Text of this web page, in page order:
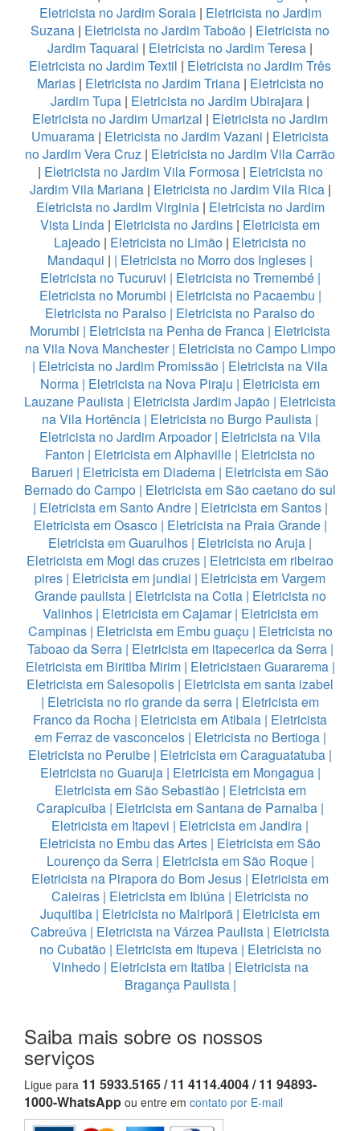
Eletricista no Jardim Soraia| Eletricista no Jardim
Suzana | Eletricista no Jardim Taboão | Eletricista no
Jardim Taquaral | Eletricista no Jardim Teresa |
Eletricista no Jardim Textil | Eletricista no Jardim Três
Marias| Eletricista no Jardim Triana| Eletricista no
Jardim Tupa | Eletricista no Jardim Ubirajara |
Eletricista no Jardim Umarizal | Eletricista no Jardim
Umuarama | Eletricista no Jardim Vazani | Eletricista
no Jardim Vera Cruz | Eletricista no Jardim Vila Carrão
| Eletricista no Jardim Vila Formosa| Eletricista no
Jardim Vila Mariana| Eletricista no Jardim Vila Rica|
Eletricista no Jardim Virginia| Eletricista no Jardim
Vista Linda | Eletricista no Jardins | Eletricista em
Lajeado | Eletricista no Limão | Eletricista no
Mandaqui | | Eletricista no Morro dos Ingleses |
Eletricista no Tucuruvi | Eletricista no Tremembé|
Eletricista no Morumbi | Eletricista no Pacaembu |
Eletricista no Paraiso | Eletricista no Paraiso do
Morumbi | Eletricista na Penha de Franca | Eletricista
na Vila Nova Manchester| Eletricista no Campo Limpo
| Eletricista no Jardim Promissão | Eletricista na Vila
Norma | Eletricista na Nova Piraju | Eletricista em
Lauzane Paulista | Eletricista Jardim Japão | Eletricista
na Vila Hortência | Eletricista no Burgo Paulista |
Eletricista no Jardim Arpoador| Eletricista na Vila
Fanton | Eletricista em Alphaville | Eletricista no
Barueri | Eletricista em Diadema | Eletricista em São
Bernado do Campo | Eletricista em São caetano do sul
| Eletricista em Santo Andre| Eletricista em Santos|
Eletricista em Osasco| Eletricista na Praia Grande|
Eletricista em Guarulhos | Eletricista no Aruja |
Eletricista em Mogi das cruzes | Eletricista em ribeirao
pires | Eletricista em jundiai | Eletricista em Vargem
Grande paulista| Eletricista na Cotia| Eletricista no
Valinhos| Eletricista em Cajamar| Eletricista em
Campinas| Eletricista em Embu guaçu | Eletricista no
Taboao da Serra| Eletricista em itapecerica da Serra|
Eletricista em Biritiba Mirim| Eletricistaen Guararema|
Eletricista em Salesopolis | Eletricista em santa izabel
| Eletricista no rio grande da serra | Eletricista em
Franco da Rocha | Eletricista em Atibaia | Eletricista
em Ferraz de vasconcelos| Eletricista no Bertioga|
Eletricista no Peruibe | Eletricista em Caraguatatuba |
Eletricista no Guaruja| Eletricista em Mongagua|
Eletricista em São Sebastião| Eletricista em
Carapicuiba | Eletricista em Santana de Parnaiba |
Eletricista em Itapevi | Eletricista em Jandira |
Eletricista no Embu das Artes | Eletricista em São
Lourenço da Serra| Eletricista em São Roque|
Eletricista na Pirapora do Bom Jesus | Eletricista em
Caieiras | Eletricista em Ibiúna | Eletricista no
Juquitiba | Eletricista no Mairiporã | Eletricista em
Cabreúva | Eletricista na Várzea Paulista | Eletricista
no Cubatão| Eletricista em Itupeva| Eletricista no
Vinhedo| Eletricista em Itatiba| Eletricista na
Bragança Paulista|
Saiba mais sobre os nossos
serviços
Ligue para 11 5933.5165 / 11 4114.4004 / 11 94893-
1000-WhatsApp ou entre em contato por E-mail